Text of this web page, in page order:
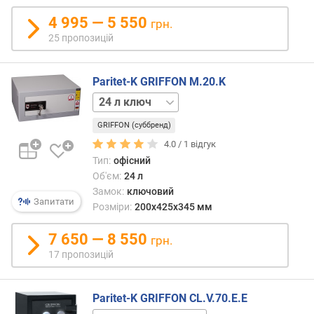
п
о
з
и
ц
і
й
т
р
і
ш
н
і
й
4 995 — 5 550 грн.
25 пропозицій
Запитати
Paritet-K GRIFFON M.20.K
17 л
ключ
17 л
код
24 л
код
35 л
палець
ключ
36 л
код
ключ
60 л
GRIFFON (суббренд)
4.0 / 1 відгук
Тип: офісний
Об'єм: 24 л
Замок: ключовий
Розміри: 200x425x345 мм
7 650 — 8 550 грн.
17 пропозицій
Paritet-K GRIFFON CL.V.70.E.E